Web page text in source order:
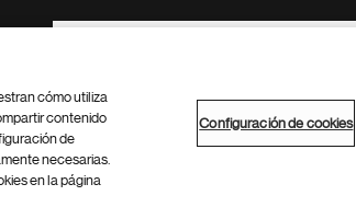
Footer Site Search
Mapa del sitio
cómo utiliza
contenido
de
necesarias.
en la página
Configuración de cookies